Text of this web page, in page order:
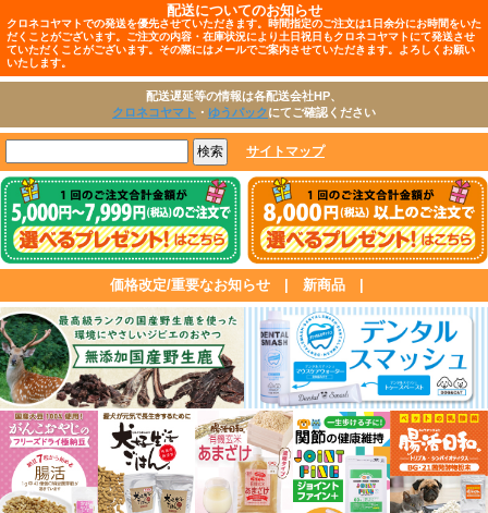
配送についてのお知らせ
クロネコヤマトでの発送を優先させていただきます。時間指定のご注文は1日余分にお時間をいた
だくことがございます。ご注文の内容・在庫状況により土日祝日もクロネコヤマトにて発送させ
ていただくことがございます。その際にはメールでご案内させていただきます。よろしくお願い
いたします。
配送遅延等の情報は各配送会社HP、
クロネコヤマト ・ ゆうパックにてご確認ください
サイトマップ
価格改定/重要なお知らせ 新商品